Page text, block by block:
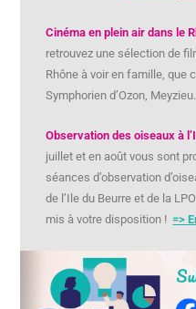
Cinéma en plein air dans le
retrouvez une sélection de
Rhône à voir en famille, que
Symphorien d’Ozon,
Observation des oiseaux à
juillet et en août vous sont
séances d’observation
de l’Ile du Beurre et de la
mis à votre disposition ! =>